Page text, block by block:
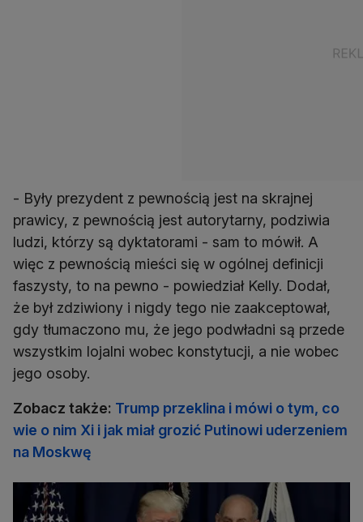
- Były prezydent z pewnością jest na skrajnej
prawicy, z pewnością jest autorytarny, podziwia
ludzi, którzy są dyktatorami - sam to mówił. A
więc z pewnością mieści się w ogólnej definicji
faszysty, to na pewno - powiedział Kelly. Dodał,
że był zdziwiony i nigdy tego nie zaakceptował,
gdy tłumaczono mu, że jego podwładni są przede
wszystkim lojalni wobec konstytucji, a nie wobec
jego osoby.
Zobacz także: Trump przeklina i mówi o tym, co
wie o nim Xi i jak miał grozić Putinowi uderzeniem
na Moskwę